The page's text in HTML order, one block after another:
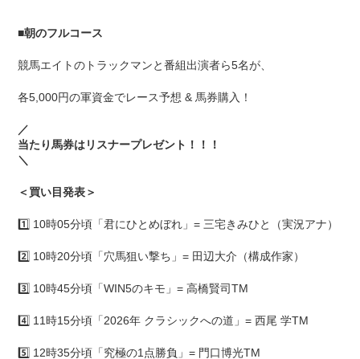
■朝のフルコース
競馬エイトのトラックマンと番組出演者ら5名が、
各5,000円の軍資金でレース予想 & 馬券購入！
／
当たり馬券はリスナープレゼント！！！
＼
＜買い目発表＞
1️⃣ 10時05分頃「君にひとめぼれ」= 三宅きみひと（実況アナ）
2️⃣ 10時20分頃「穴馬狙い撃ち」= 田辺大介（構成作家）
3️⃣ 10時45分頃「WIN5のキモ」= 高橋賢司TM
4️⃣ 11時15分頃「2026年 クラシックへの道」= 西尾 学TM
5️⃣ 12時35分頃「究極の1点勝負」= 門口博光TM